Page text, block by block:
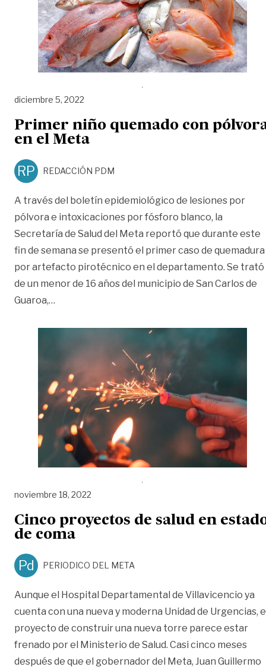
diciembre 5, 2022
Primer niño quemado con
en el Meta
RP REDACCIÓN PDM
A través del boletín epidemiológico de lesiones por
pólvora e intoxicaciones por fósforo blanco, la
Secretaría de Salud del Meta reportó que durante este
fin de semana se presentó el primer caso de quemadura
por artefacto pirotécnico en el departamento. Se trató
de un menor de 16 años del municipio de San Carlos de
Guaroa,…
noviembre 18, 2022
Cinco proyectos de salud en
de coma
Pd PERIODICO DEL META
Aunque el Hospital Departamental de Villavicencio ya
cuenta con una nueva y moderna Unidad de Urgencias,
proyecto de construir una nueva torre parece estar
frenado por el Ministerio de Salud. Casi cinco meses
después de que el gobernador del Meta, Juan Guillermo